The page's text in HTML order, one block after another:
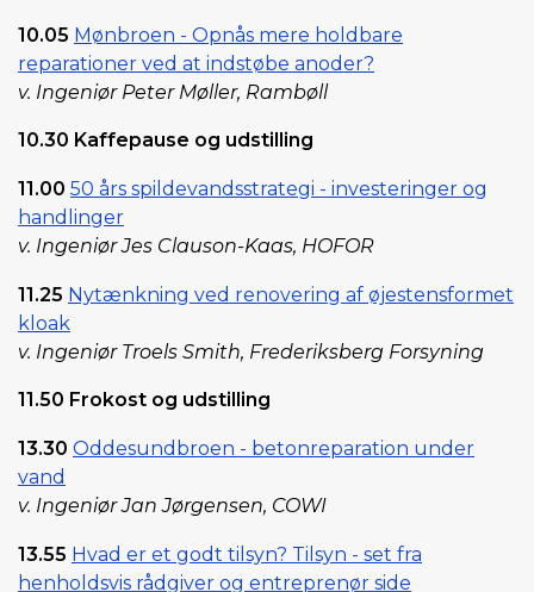
10.05 Mønbroen - Opnås mere holdbare
reparationer ved at indstøbe anoder?
v. Ingeniør Peter Møller, Rambøll
10.30 Kaffepause og udstilling
11.00 50 års spildevandsstrategi - investeringer og
handlinger
v. Ingeniør Jes Clauson-Kaas, HOFOR
11.25 Nytænkning ved renovering af øjestensformet
kloak
v. Ingeniør Troels Smith, Frederiksberg Forsyning
11.50 Frokost og udstilling
13.30 Oddesundbroen - betonreparation under
vand
v. Ingeniør Jan Jørgensen, COWI
13.55 Hvad er et godt tilsyn? Tilsyn - set fra
henholdsvis rådgiver og entreprenør side